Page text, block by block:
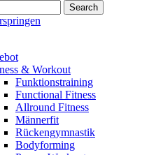
Search
& Workout
Funktionstraining
Functional Fitness
Allround Fitness
Männerfit
Rückengymnastik
Bodyforming